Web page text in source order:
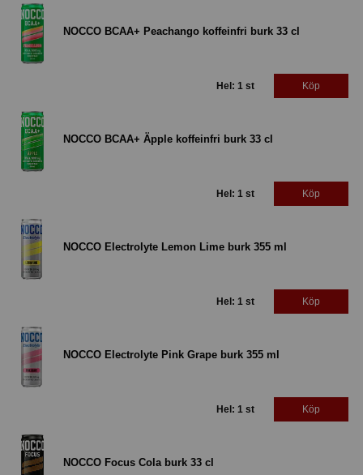
NOCCO BCAA+ Peachango koffeinfri burk 33 cl
Hel: 1 st Köp
NOCCO BCAA+ Äpple koffeinfri burk 33 cl
Hel: 1 st Köp
NOCCO Electrolyte Lemon Lime burk 355 ml
Hel: 1 st Köp
NOCCO Electrolyte Pink Grape burk 355 ml
Hel: 1 st Köp
NOCCO Focus Cola burk 33 cl